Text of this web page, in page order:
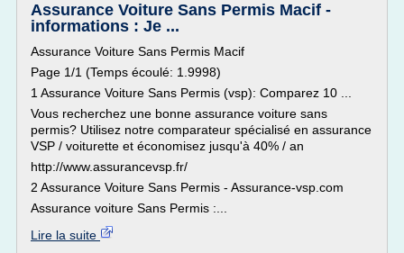
Assurance Voiture Sans Permis Macif -
informations : Je ...
Assurance Voiture Sans Permis Macif
Page 1/1 (Temps écoulé: 1.9998)
1 Assurance Voiture Sans Permis (vsp): Comparez 10 ...
Vous recherchez une bonne assurance voiture sans
permis? Utilisez notre comparateur spécialisé en assurance
VSP / voiturette et économisez jusqu'à 40% / an
http://www.assurancevsp.fr/
2 Assurance Voiture Sans Permis - Assurance-vsp.com
Assurance voiture Sans Permis :...
Lire la suite